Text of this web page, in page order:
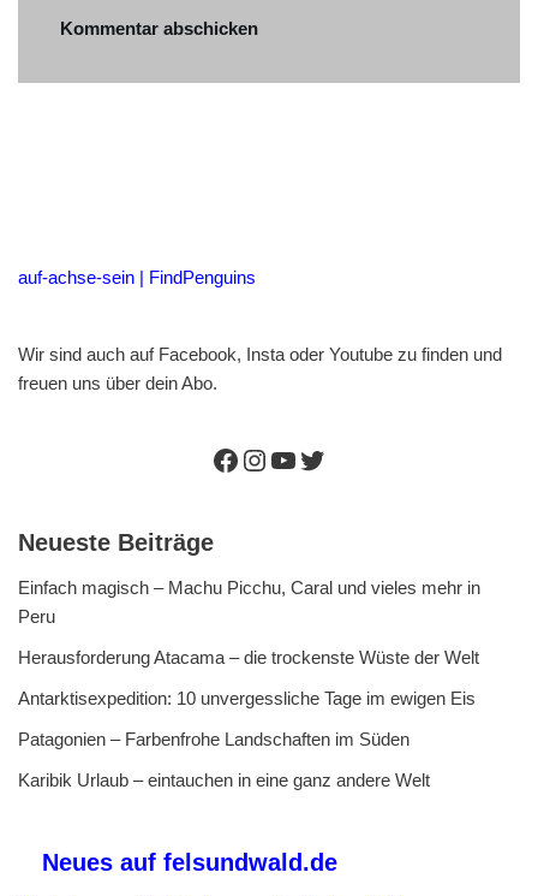
auf-achse-sein | FindPenguins
Wir sind auch auf Facebook, Insta oder Youtube zu finden und
freuen uns über dein Abo.
Neueste Beiträge
Einfach magisch – Machu Picchu, Caral und vieles mehr in
Peru
Herausforderung Atacama – die trockenste Wüste der Welt
Antarktisexpedition: 10 unvergessliche Tage im ewigen Eis
Patagonien – Farbenfrohe Landschaften im Süden
Karibik Urlaub – eintauchen in eine ganz andere Welt
Neues auf felsundwald.de